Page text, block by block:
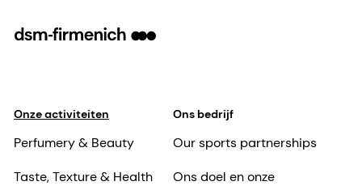
Onze activiteiten
Perfumery & Beauty
Taste, Texture & Health
Ons bedrijf
Our sports partnerships
Ons doel en onze